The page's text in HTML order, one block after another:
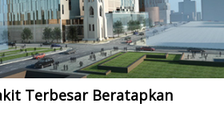
Terbesar Beratapkan